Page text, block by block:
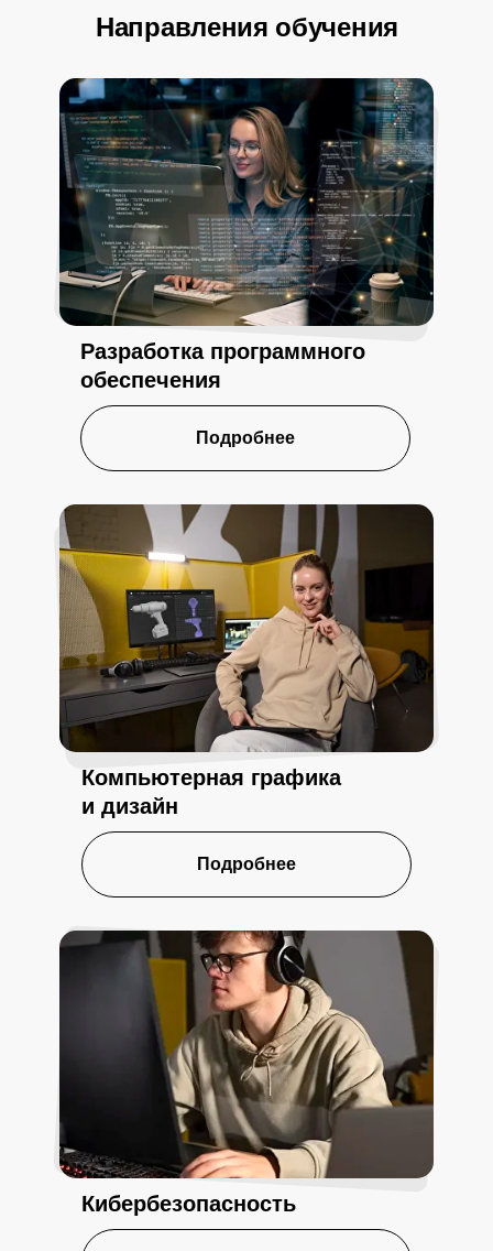
Направления обучения
Разработка программного
обеспечения
Подробнее
Компьютерная графика
и дизайн
Подробнее
Кибербезопасность